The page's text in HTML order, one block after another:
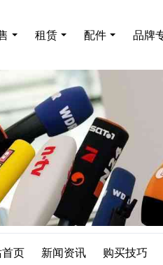
租赁 配件 品牌
页 新闻资讯 购买技巧